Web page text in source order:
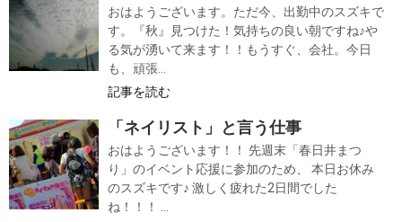
おはようございます。ただ今、出勤中のスズキで
す。『秋』見つけた！気持ちの良い朝ですね♪や
る気が湧いて来ます！！もうすぐ、会社。今日
も、頑張...
記事を読む
「ネイリスト」と言う仕事
おはようございます！！ 先週末「春日井まつ
り」のイベント応援に参加のため、 本日お休み
のスズキです♪ 激しく疲れた2日間でした
ね！！！ ...